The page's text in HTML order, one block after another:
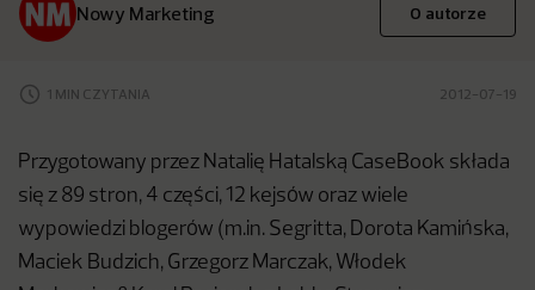
Nowy Marketing O autorze
1 MIN CZYTANIA 2012-07-19
Przygotowany przez Natalię Hatalską CaseBook składa
się z 89 stron, 4 części, 12 kejsów oraz wiele
wypowiedzi blogerów (m.in. Segritta, Dorota Kamińska,
Maciek Budzich, Grzegorz Marczak, Włodek